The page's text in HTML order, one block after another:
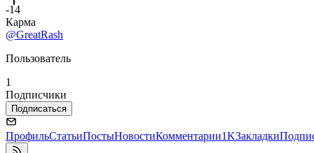
-14
Карма
@GreatRash
Пользователь
1
Подписчики
Подписаться
ПрофильСтатьиПостыНовостиКомментарии1KЗакладки